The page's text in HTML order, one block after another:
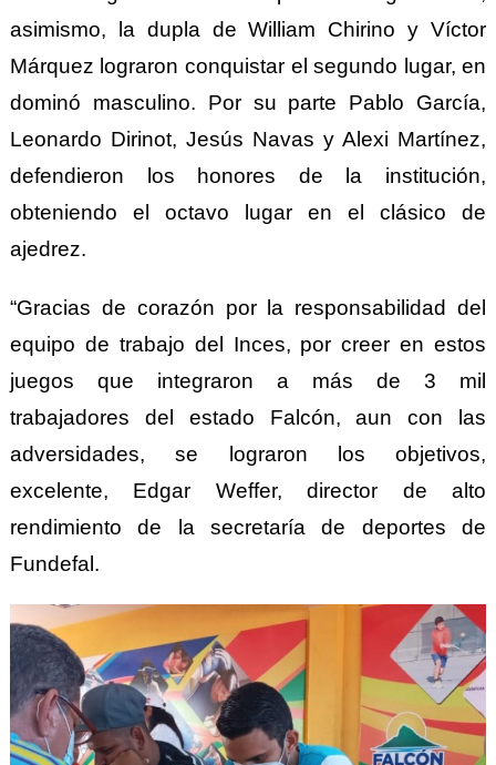
asimismo, la dupla de William Chirino y Víctor
Márquez lograron conquistar el segundo lugar, en
dominó masculino. Por su parte Pablo García,
Leonardo Dirinot, Jesús Navas y Alexi Martínez,
defendieron los honores de la institución,
obteniendo el octavo lugar en el clásico de
ajedrez.
“Gracias de corazón por la responsabilidad del
equipo de trabajo del Inces, por creer en estos
juegos que integraron a más de 3 mil
trabajadores del estado Falcón, aun con las
adversidades, se lograron los objetivos,
excelente, Edgar Weffer, director de alto
rendimiento de la secretaría de deportes de
Fundefal.